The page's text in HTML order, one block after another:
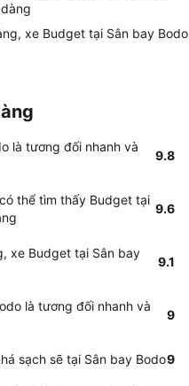
xe Budget tại Sân bay Bodo
là tương đối nhanh và
9.8
thể tìm thấy Budget tại
9.6
xe Budget tại Sân bay
9.1
là tương đối nhanh và
9
sạch sẽ tại Sân bay Bodo9